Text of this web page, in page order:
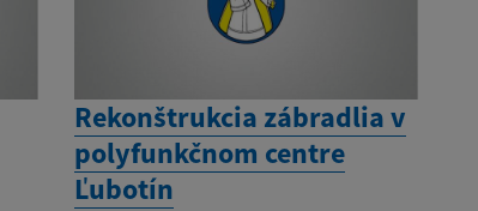
Rekonštrukcia zábradlia v
polyfunkčnom centre
Ľubotín